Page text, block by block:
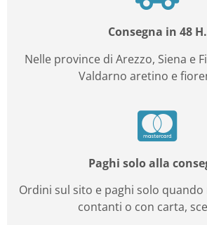
Consegna in 48 H.
Nelle province di Arezzo, Siena e
Valdarno aretino e
Paghi solo alla
Ordini sul sito e paghi solo quando
contanti o con carta,